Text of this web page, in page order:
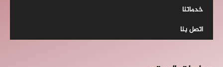
خدماتنا
اتصل بنا